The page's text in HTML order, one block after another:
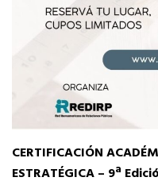
CERTIFICACIÓN
ESTRATÉGICA– 9ª